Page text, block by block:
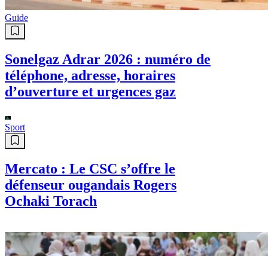
Guide
Sonelgaz Adrar 2026 : numéro de
téléphone, adresse, horaires
d’ouverture et urgences gaz